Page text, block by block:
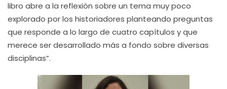
libro abre a la reflexión sobre un tema muy poco
explorado por los historiadores planteando preguntas
que responde a lo largo de cuatro capítulos y que
merece ser desarrollado más a fondo sobre diversas
disciplinas”.